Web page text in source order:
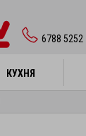
6788 5252
КУХНЯ
КУХНЯ